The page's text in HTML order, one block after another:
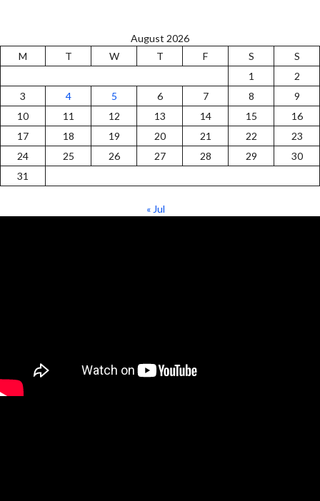
August 2026
M
T W T F S
S
1
2
3
4 5 6 7 8
9
10
11 12 13 14 15
16
17
18 19 20 21 22
23
24
25 26 27 28 29
30
31
« Jul